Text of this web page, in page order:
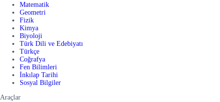
Matematik
Geometri
Fizik
Kimya
Biyoloji
Türk Dili ve Edebiyatı
Türkçe
Coğrafya
Fen Bilimleri
İnkılap Tarihi
Sosyal Bilgiler
Araçlar